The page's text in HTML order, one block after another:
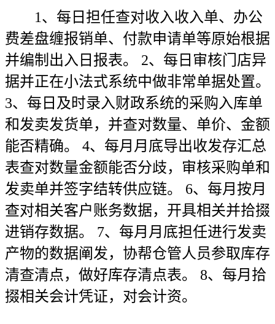
1、每日担任查对收入收入单、办公
费差盘缠报销单、付款申请单等原始根据
并编制出入日报表。 2、每日审核门店异
据并正在小法式系统中做非常单据处置。
3、每日及时录入财政系统的采购入库单
和发卖发货单，并查对数量、单价、金额
能否精确。 4、每月月底导出收发存汇总
表查对数量金额能否分歧，审核采购单和
发卖单并签字结转供应链。 6、每月按月
查对相关客户账务数据，开具相关并拾掇
进销存数据。 7、每月月底担任进行发卖
产物的数据阐发，协帮仓管人员参取库存
清查清点，做好库存清点表。 8、每月拾
掇相关会计凭证，对会计资。